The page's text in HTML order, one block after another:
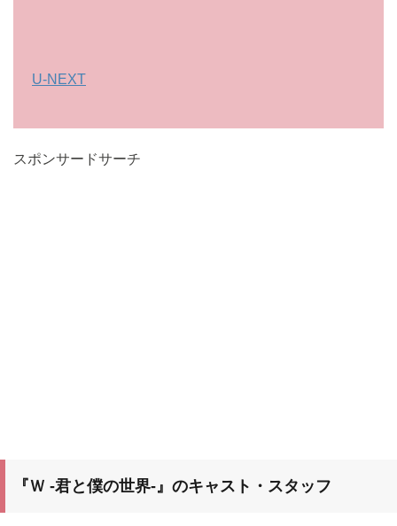
U-NEXT
スポンサードサーチ
『Ｗ -君と僕の世界-』のキャスト・スタッフ